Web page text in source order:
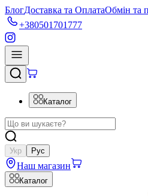
БлогДоставка та ОплатаОбмін та
+380501701777
Каталог
Укр Рус
Наш магазин
Каталог